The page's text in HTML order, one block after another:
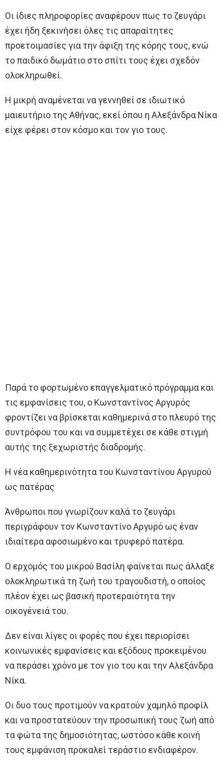
Οι ίδιες πληροφορίες αναφέρουν πως το ζευγάρι
έχει ήδη ξεκινήσει όλες τις απαραίτητες
προετοιμασίες για την άφιξη της κόρης τους, ενώ
το παιδικό δωμάτιο στο σπίτι τους έχει σχεδόν
ολοκληρωθεί.
Η μικρή αναμένεται να γεννηθεί σε ιδιωτικό
μαιευτήριο της Αθήνας, εκεί όπου η Αλεξάνδρα Νίκα
είχε φέρει στον κόσμο και τον γιο τους.
Παρά το φορτωμένο επαγγελματικό πρόγραμμα και
τις εμφανίσεις του, ο Κωνσταντίνος Αργυρός
φροντίζει να βρίσκεται καθημερινά στο πλευρό της
συντρόφου του και να συμμετέχει σε κάθε στιγμή
αυτής της ξεχωριστής διαδρομής.
Η νέα καθημερινότητα του Κωνσταντίνου Αργυρού
ως πατέρας
Άνθρωποι που γνωρίζουν καλά το ζευγάρι
περιγράφουν τον Κωνσταντίνο Αργυρό ως έναν
ιδιαίτερα αφοσιωμένο και τρυφερό πατέρα.
Ο ερχομός του μικρού Βασίλη φαίνεται πως άλλαξε
ολοκληρωτικά τη ζωή του τραγουδιστή, ο οποίος
πλέον έχει ως βασική προτεραιότητα την
οικογένειά του.
Δεν είναι λίγες οι φορές που έχει περιορίσει
κοινωνικές εμφανίσεις και εξόδους προκειμένου
να περάσει χρόνο με τον γιο του και την Αλεξάνδρα
Νίκα.
Οι δυο τους προτιμούν να κρατούν χαμηλό προφίλ
και να προστατεύουν την προσωπική τους ζωή από
τα φώτα της δημοσιότητας, ωστόσο κάθε κοινή
τους εμφάνιση προκαλεί τεράστιο ενδιαφέρον.